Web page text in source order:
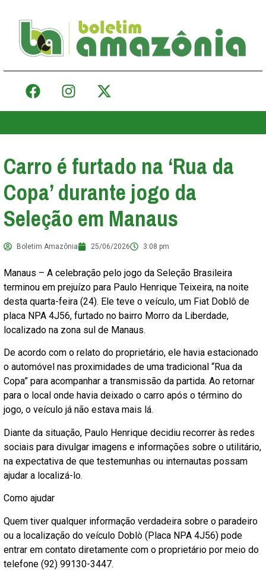
Carro é furtado na ‘Rua da
Copa’ durante jogo da
Seleção em Manaus
Boletim Amazônia 25/06/2026 3:08 pm
Manaus – A celebração pelo jogo da Seleção Brasileira
terminou em prejuízo para Paulo Henrique Teixeira, na noite
desta quarta-feira (24). Ele teve o veículo, um Fiat Doblô de
placa NPA 4J56, furtado no bairro Morro da Liberdade,
localizado na zona sul de Manaus.
De acordo com o relato do proprietário, ele havia estacionado
o automóvel nas proximidades de uma tradicional “Rua da
Copa” para acompanhar a transmissão da partida. Ao retornar
para o local onde havia deixado o carro após o término do
jogo, o veículo já não estava mais lá.
Diante da situação, Paulo Henrique decidiu recorrer às redes
sociais para divulgar imagens e informações sobre o utilitário,
na expectativa de que testemunhas ou internautas possam
ajudar a localizá-lo.
Como ajudar
Quem tiver qualquer informação verdadeira sobre o paradeiro
ou a localização do veículo Doblò (Placa NPA 4J56) pode
entrar em contato diretamente com o proprietário por meio do
telefone (92) 99130-3447.